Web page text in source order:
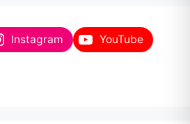
Instagram YouTube